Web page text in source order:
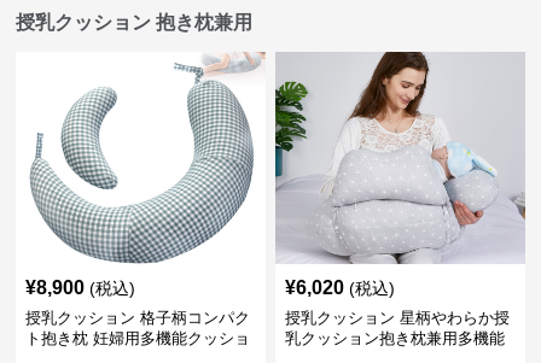
授乳クッション 抱き枕兼用
¥8,900 (税込)
授乳クッション 格子柄コンパク
ト抱き枕 妊婦用多機能クッショ
¥6,020 (税込)
授乳クッション 星柄やわらか授
乳クッション抱き枕兼用多機能